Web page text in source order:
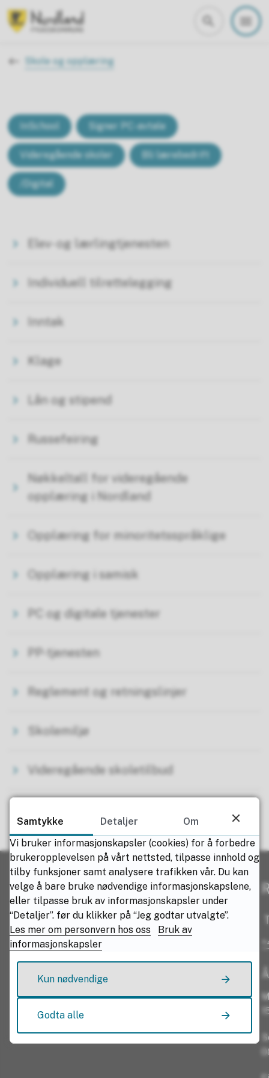
Du er her:Skole og opplæring
InSchool Signer PC-avtale
Videregående skoler Bli lærebedrift
/Digital
Elev- og lærlingtjenesten
Individuell tilrettelegging
Inntak
Klage
Lån og stipend
Russefeiring
Nøkkeltall for videregående
opplæring i Nordland
Opplæring for minoritetsspråklige
Opplæring i samisk
PC og digitale tjenester
PP-tjenesten
Reglement og retningslinjer
Skolemiljø
Videregående skoletilbud
Fant du det du lette etter?
Ja Nei
Samtykke Detaljer
Om
Vi bruker informasjonskapsler (cookies) for å forbedre
brukeropplevelsen på vårt nettsted, tilpasse innhold og
tilby funksjoner samt analysere trafikken vår. Du kan
velge å bare bruke nødvendige informasjonskapslene,
eller tilpasse bruk av informasjonskapsler under
“Detaljer”. før du klikker på “Jeg godtar utvalgte”.
Les mer om personvern hos oss
Bruk av
informasjonskapsler
Kun nødvendige
Godta alle